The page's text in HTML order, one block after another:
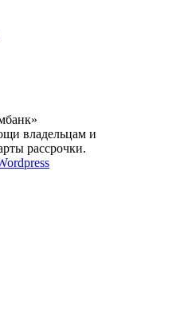
владельцам и
рассрочки.